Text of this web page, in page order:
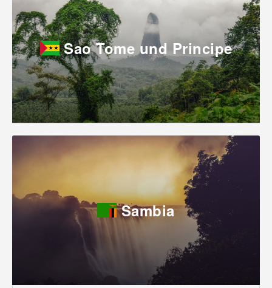
Sao Tome und Principe
Sambia